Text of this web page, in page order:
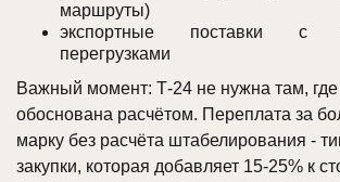
маршруты)
экспортные поставки с
перегрузками
Важный момент: Т-24 не нужна там, где
обоснована расчётом. Переплата за
марку без расчёта штабелирования -
закупки, которая добавляет 15-25% к